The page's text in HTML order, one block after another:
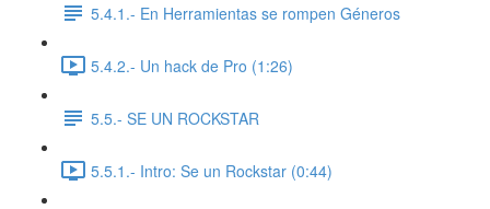
5.4.1.- En Herramientas se rompen Géneros
5.4.2.- Un hack de Pro (1:26)
5.5.- SE UN ROCKSTAR
5.5.1.- Intro: Se un Rockstar (0:44)